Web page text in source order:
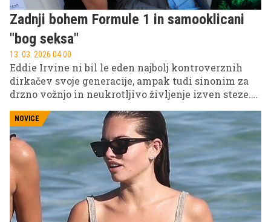
Zadnji bohem Formule 1 in samooklicani
"bog seksa"
13. 03. 2026 04.00
Eddie Irvine ni bil le eden najbolj kontroverznih
dirkačev svoje generacije, ampak tudi sinonim za
drzno vožnjo in neukrotljivo življenje izven steze.
hitrost, uspeh in uživanje v glamurju, s čimer si je
prislužil sloves "zadnjega boema" tega športa,
primerljivega z legendo Jamesom Huntom.
NOVICE